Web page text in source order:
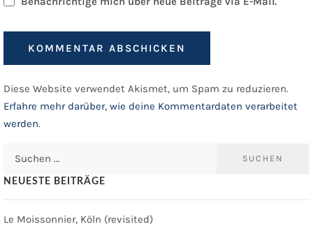
Diese Website verwendet Akismet, um Spam zu reduzieren.
Erfahre mehr darüber, wie deine Kommentardaten verarbeitet
werden.
NEUESTE BEITRÄGE
Le Moissonnier, Köln (revisited)